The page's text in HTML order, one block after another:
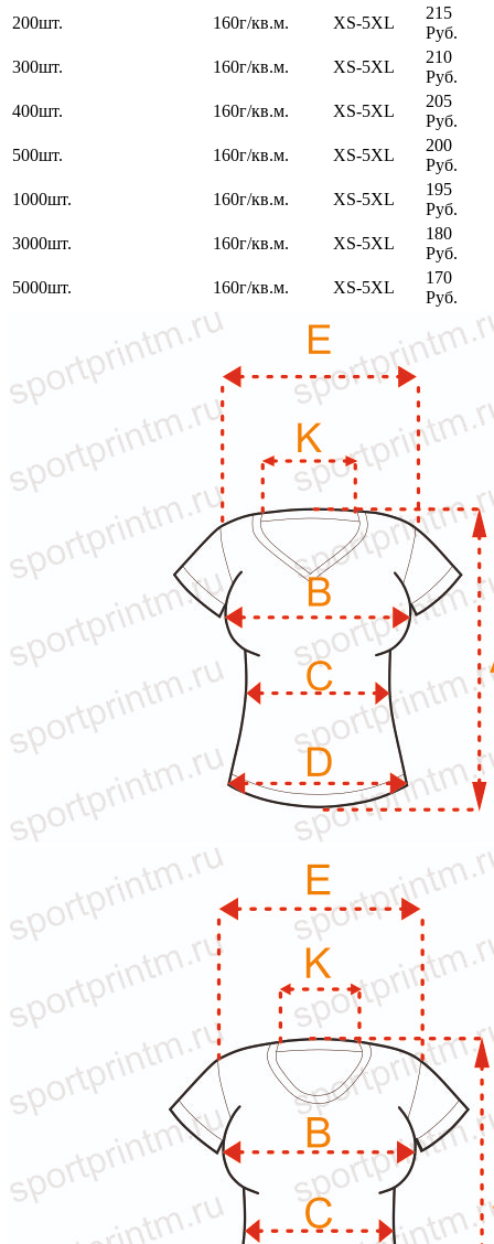
200шт.
160г/кв.м. XS-5XL
215
Руб.
300шт.
160г/кв.м. XS-5XL
210
Руб.
400шт.
160г/кв.м. XS-5XL
205
Руб.
500шт.
160г/кв.м. XS-5XL
200
Руб.
1000шт.
160г/кв.м. XS-5XL
195
Руб.
3000шт.
160г/кв.м. XS-5XL
180
Руб.
5000шт.
160г/кв.м. XS-5XL
170
Руб.